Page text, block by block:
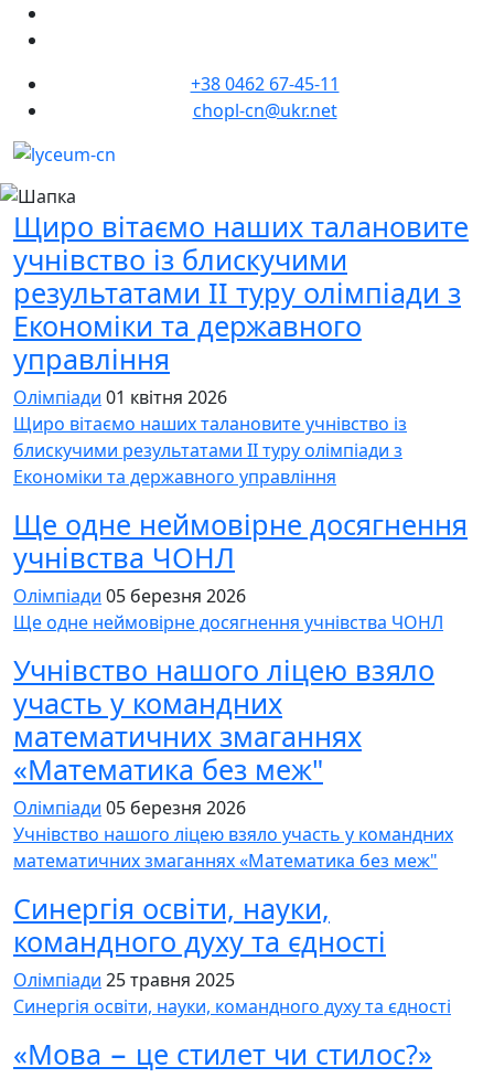
+38 0462 67-45-11
chopl-cn@ukr.net
Щиро вітаємо наших талановите
учнівство із блискучими
результатами ІІ туру олімпіади з
Економіки та державного
управління
Олімпіади 01 квітня 2026
Щиро вітаємо наших талановите учнівство із
блискучими результатами ІІ туру олімпіади з
Економіки та державного управління
Ще одне неймовірне досягнення
учнівства ЧОНЛ
Олімпіади 05 березня 2026
Ще одне неймовірне досягнення учнівства ЧОНЛ
Учнівство нашого ліцею взяло
участь у командних
математичних змаганнях
«Математика без меж"
Олімпіади 05 березня 2026
Учнівство нашого ліцею взяло участь у командних
математичних змаганнях «Математика без меж"
Синергія освіти, науки,
командного духу та єдності
Олімпіади 25 травня 2025
Синергія освіти, науки, командного духу та єдності
«Мова − це стилет чи стилос?»